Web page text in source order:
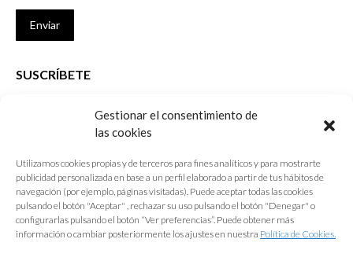
Gestionar el consentimiento de
las cookies
Utilizamos cookies propias y de terceros para fines analíticos y para mostrarte
publicidad personalizada en base a un perfil elaborado a partir de tus hábitos de
navegación (por ejemplo, páginas visitadas). Puede aceptar todas las cookies
pulsando el botón "Aceptar" , rechazar su uso pulsando el botón "Denegar" o
configurarlas pulsando el botón “Ver preferencias”. Puede obtener más
información o cambiar posteriormente los ajustes en nuestra Política de Cookies.
Enviar
SUSCRÍBETE
que desarrolla el Colegio de Arquitectos de Cádiz
E-mail *
Acepto lostérminos y condiciones de uso